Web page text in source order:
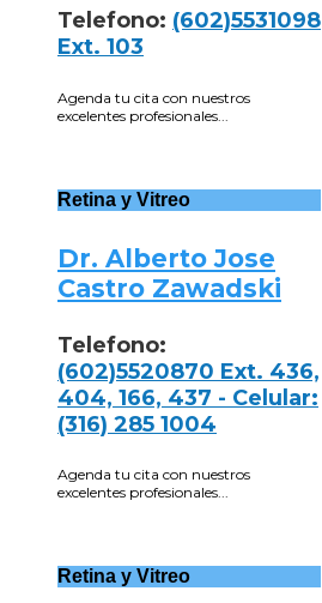
Telefono: (602)5531098
Ext. 103
Agenda tu cita con nuestros
excelentes profesionales...
Retina y Vitreo
Dr. Alberto Jose
Castro Zawadski
Telefono:
(602)5520870 Ext. 436,
404, 166, 437 - Celular:
(316) 285 1004
Agenda tu cita con nuestros
excelentes profesionales...
Retina y Vitreo